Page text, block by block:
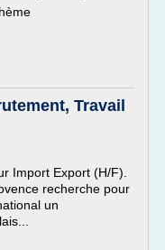
Travail
Import Export (H/F).
recherche pour
un